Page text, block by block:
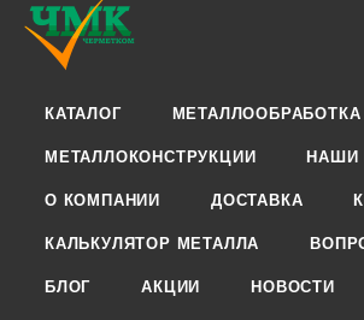
КАТАЛОГ МЕТАЛЛООБРАБОТКА
МЕТАЛЛОКОНСТРУКЦИИ НАШИ
О КОМПАНИИ ДОСТАВКА
КАЛЬКУЛЯТОР МЕТАЛЛА
БЛОГ АКЦИИ НОВОСТИ